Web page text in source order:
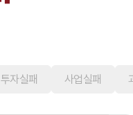
투자실패 사업실패